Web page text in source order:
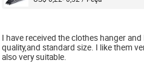
I have received the clothes hanger
quality,and standard size. I like them
also very suitable.